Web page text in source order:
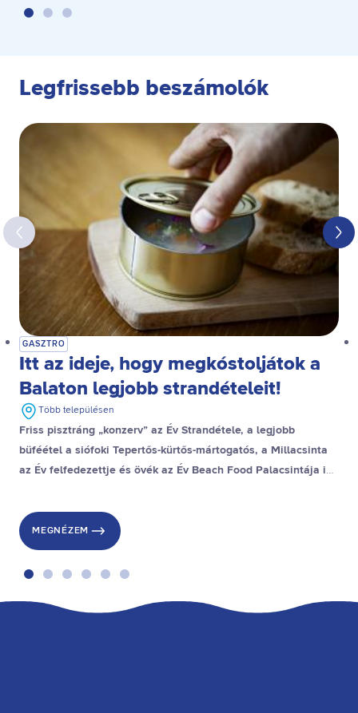
Legfrissebb beszámolók
GASZTRO
Itt az ideje, hogy megkóstoljátok a
Balaton legjobb strandételeit!
Több településen
Friss pisztráng „konzerv” az Év Strandétele, a legjobb
büféétel a siófoki Tepertős-kürtős-mártogatós, a Millacsinta
az Év felfedezettje és övék az Év Beach Food Palacsintája is,
MEGNÉZEM